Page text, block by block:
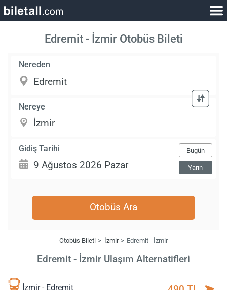
Edremit - İzmir Otobüs Bileti
Nereden
Nereye
Gidiş Tarihi Bugün
Yarın
Otobüs Ara
Otobüs Bileti İzmir Edremit - İzmir
Edremit - İzmir Ulaşım Alternatifleri
İzmir - Edremit